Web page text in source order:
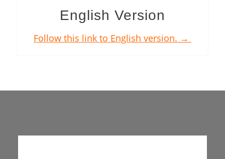
English Version
Follow this link to English version. →